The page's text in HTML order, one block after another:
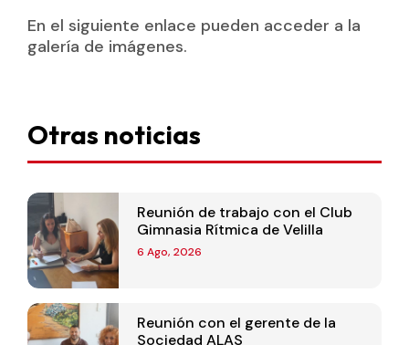
En el siguiente enlace pueden acceder a la
galería de imágenes.
Otras noticias
Reunión de trabajo con el Club
Gimnasia Rítmica de Velilla
6 Ago, 2026
Reunión con el gerente de la
Sociedad ALAS